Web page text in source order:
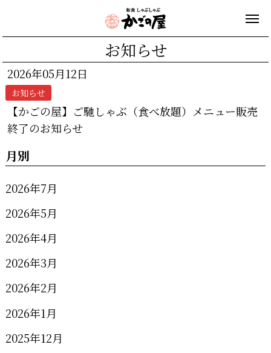
お知らせ
2026年05月12日
お知らせ
【かごの屋】ご馳しゃぶ（食べ放題）メニュー販売
終了のお知らせ
月別
2026年7月
2026年5月
2026年4月
2026年3月
2026年2月
2026年1月
2025年12月